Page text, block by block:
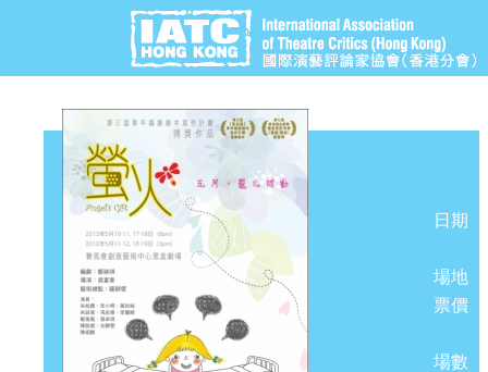
日期
場地
票價
場數